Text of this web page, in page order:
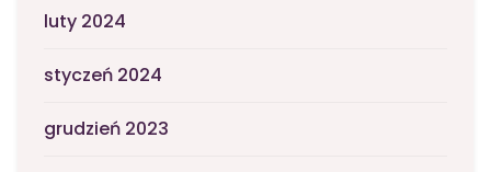
luty 2024
styczeń 2024
grudzień 2023